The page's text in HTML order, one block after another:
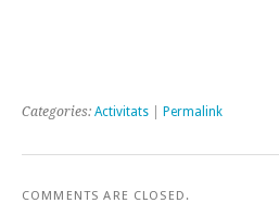
Categories: Activitats Permalink
COMMENTS ARE CLOSED.